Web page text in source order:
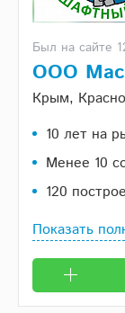
Был на сайте
ООО
Крым,
10 лет на
Менее 10
120
Показать